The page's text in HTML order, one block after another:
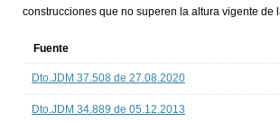
construcciones que no superen la altura vigente de
Fuente
Dto.JDM 37.508 de 27.08.2020
Dto.JDM 34.889 de 05.12.2013